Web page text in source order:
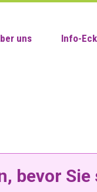
uns Info-
bevor Sie